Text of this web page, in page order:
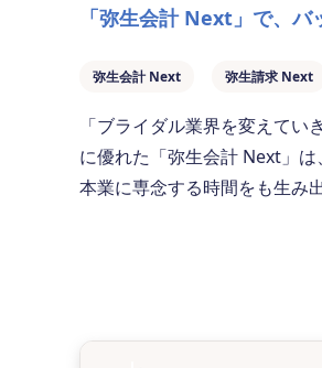
「弥生会計 Next」で、
弥生会計 Next 弥生請求 Next
「ブライダル業界を変えて
に優れた「弥生会計 Next」
本業に専念する時間をも生み